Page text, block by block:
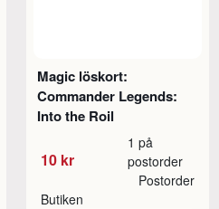
Magic löskort:
Commander Legends:
Into the Roil
10 kr
1 på
postorder
Butiken
Postorder